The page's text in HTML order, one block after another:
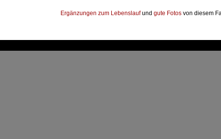
Ergänzungen zum Lebenslaufund gute Fotos von diesem